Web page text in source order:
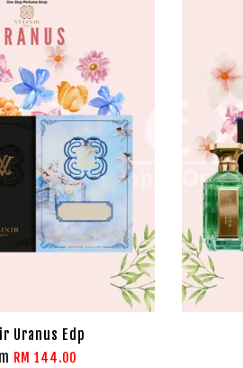
Uranus Edp
RM 144.00